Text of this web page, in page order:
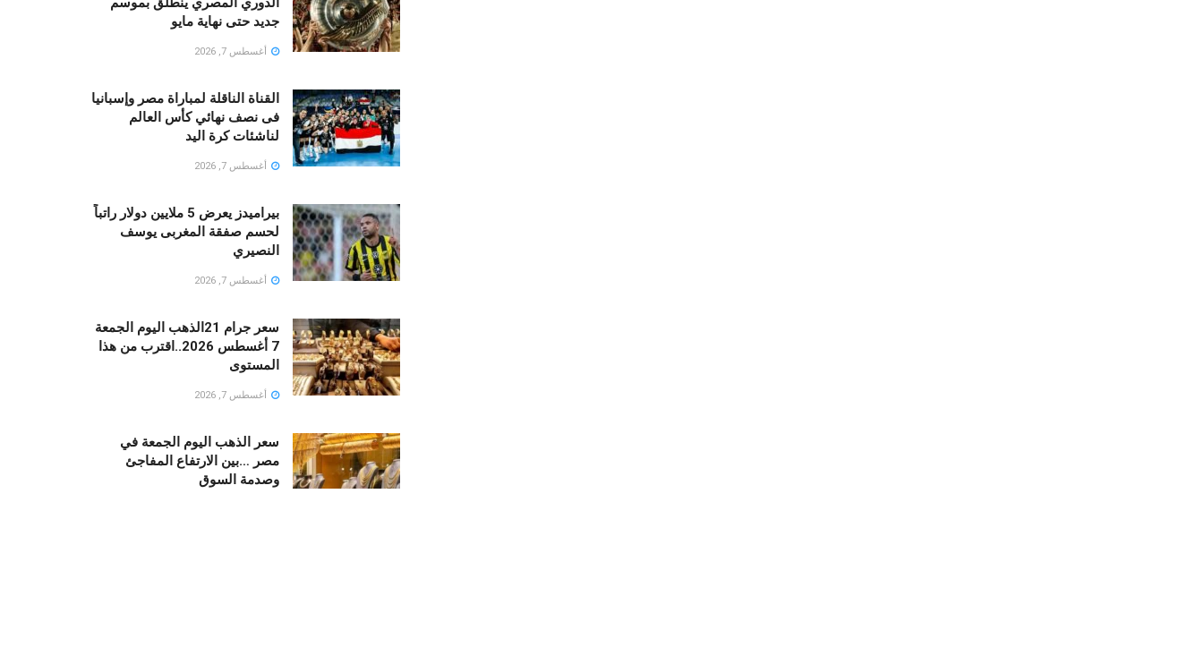
جديد حتى نهاية مايو
أغسطس 7, 2026
القناة الناقلة لمباراة مصر وإسبانيا
فى نصف نهائي كأس العالم
لناشئات كرة اليد
أغسطس 7, 2026
بيراميدز يعرض 5 ملايين دولار راتباً
لحسم صفقة المغربى يوسف
النصيري
أغسطس 7, 2026
سعر جرام 21الذهب اليوم الجمعة
7 أغسطس 2026..اقترب من هذا
المستوى
أغسطس 7, 2026
سعر الذهب اليوم الجمعة في
مصر …بين الارتفاع المفاجئ
وصدمة السوق